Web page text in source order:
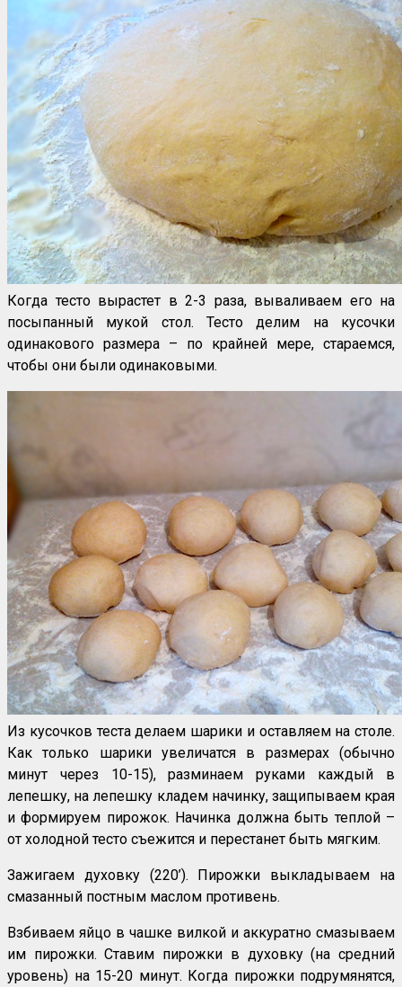
Когда тесто вырастет в 2-3 раза, вываливаем его на
посыпанный мукой стол. Тесто делим на кусочки
одинакового размера – по крайней мере, стараемся,
чтобы они были одинаковыми.
Из кусочков теста делаем шарики и оставляем на столе.
Как только шарики увеличатся в размерах (обычно
минут через 10-15), разминаем руками каждый в
лепешку, на лепешку кладем начинку, защипываем края
и формируем пирожок. Начинка должна быть теплой –
от холодной тесто съежится и перестанет быть мягким.
Зажигаем духовку (220’). Пирожки выкладываем на
смазанный постным маслом противень.
Взбиваем яйцо в чашке вилкой и аккуратно смазываем
им пирожки. Ставим пирожки в духовку (на средний
уровень) на 15-20 минут. Когда пирожки подрумянятся,